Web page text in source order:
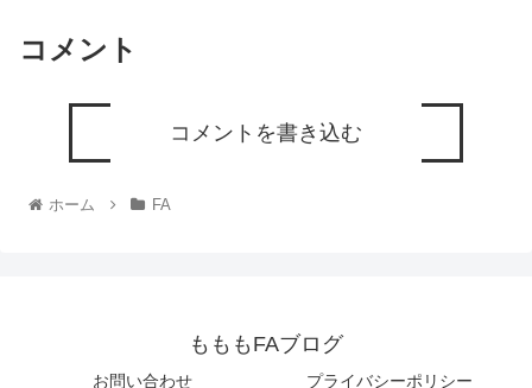
コメント
コメントを書き込む
ホーム FA
もももFAブログ
お問い合わせ プライバシーポリシー